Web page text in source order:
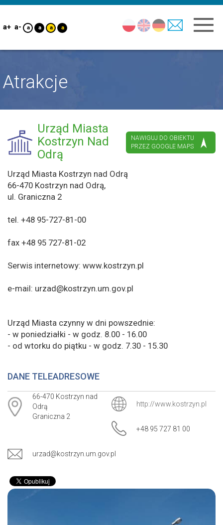
a+ a- a a a a
Atrakcje
Urząd Miasta
Kostrzyn Nad
Odrą
NAWIGUJ DO OBIEKTU
PRZEZ GOOGLE MAPS
Urząd Miasta Kostrzyn nad Odrą
66-470 Kostrzyn nad Odrą,
ul. Graniczna 2
tel. +48 95-727-81-00
fax +48 95 727-81-02
Serwis internetowy: www.kostrzyn.pl
e-mail: urzad@kostrzyn.um.gov.pl
Urząd Miasta czynny w dni powszednie:
- w poniedziałki - w godz. 8.00 - 16.00
- od wtorku do piątku - w godz. 7.30 - 15.30
DANE TELEADRESOWE
66-470 Kostrzyn nad
Odrą
Graniczna 2
http://www.kostrzyn.pl
+48 95 727 81 00
urzad@kostrzyn.um.gov.pl